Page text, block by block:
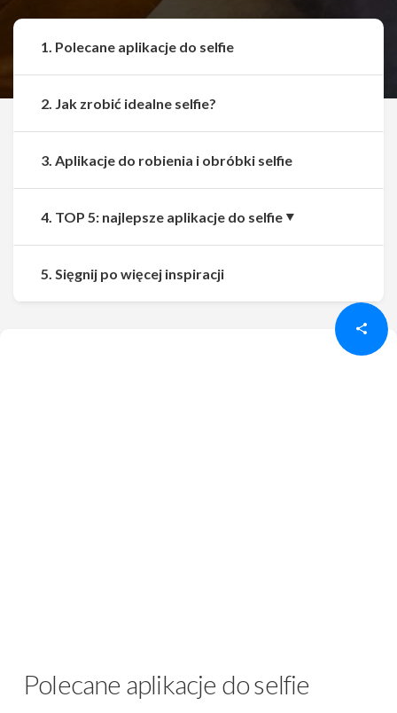
Udostępnij
Polecane aplikacje do selfie
1. Polecane aplikacje do selfie
2. Jak zrobić idealne selfie?
3. Aplikacje do robienia i obróbki selfie
4. TOP 5: najlepsze aplikacje do selfie
5. Sięgnij po więcej inspiracji